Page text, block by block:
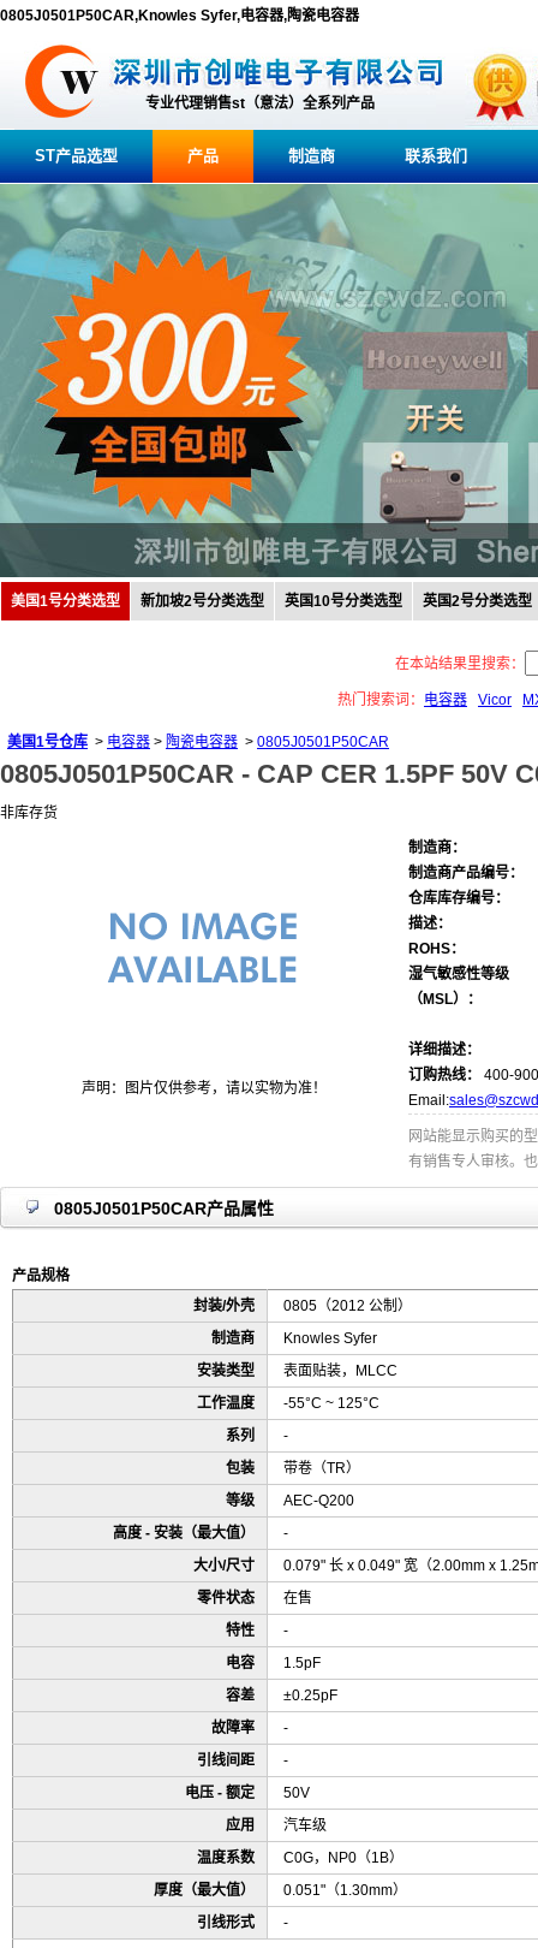
0805J0501P50CAR,Knowles Syfer,电容器,陶瓷电容器
专业代理销售st（意法）全系列产品
ST产品选型 产品 制造商 联系我们
美国1号分类选型 新加坡2号分类选型 英国10号分类选型 英国2号分类选型
在本站结果里搜索：
热门搜索词： 电容器 Vicor
美国1号仓库 > 电容器 > 陶瓷电容器 > 0805J0501P50CAR
0805J0501P50CAR - CAP CER 1.5PF 50V
非库存货
声明：图片仅供参考，请以实物为准！
制造商：
制造商产品编号：
仓库库存编号：
描述：
ROHS：
湿气敏感性等级
（MSL）：
详细描述：
订购热线：
400-
Email:
网站能显示购买的
有销售专人审核。
0805J0501P50CAR产品属性
产品规格
封装/外壳
0805（2012 公制）
制造商
Knowles Syfer
安装类型
表面贴装，MLCC
工作温度
-55°C ~ 125°C
系列
-
包装
带卷（TR）
等级
AEC-Q200
高度 - 安装（最大值）
-
大小/尺寸
0.079" 长 x 0.049" 宽（2.00mm x
零件状态
在售
特性
-
电容
1.5pF
容差
±0.25pF
故障率
-
引线间距
-
电压 - 额定
50V
应用
汽车级
温度系数
C0G，NP0（1B）
厚度（最大值）
0.051"（1.30mm）
引线形式
-